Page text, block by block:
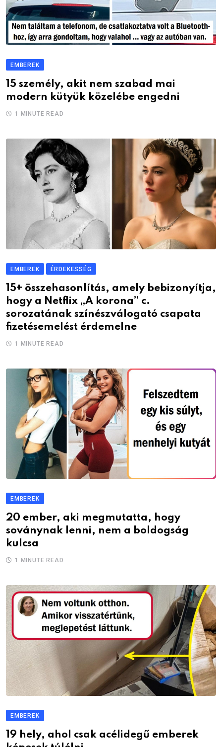
EMBEREK
15 személy, akit nem szabad mai
modern kütyük közelébe engedni
1 MINUTE READ
EMBEREK ÉRDEKESSÉG
15+ összehasonlítás, amely bebizonyítja,
hogy a Netflix „A korona” c.
sorozatának színészválogató csapata
fizetésemelést érdemelne
1 MINUTE READ
EMBEREK
20 ember, aki megmutatta, hogy
soványnak lenni, nem a boldogság
kulcsa
1 MINUTE READ
EMBEREK
19 hely, ahol csak acélidegű emberek